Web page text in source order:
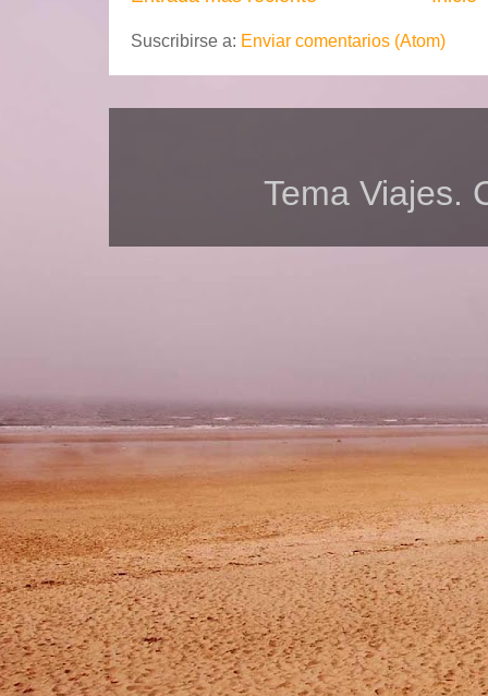
Suscribirse a: Enviar comentarios (Atom)
Tema Viajes.